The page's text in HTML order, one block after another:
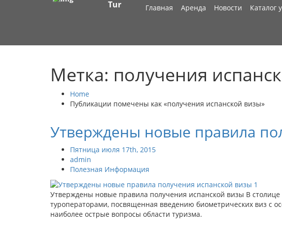
Tur
Главная Аренда Новости Каталог
Метка: получения
Home
Публикации помечены как «получения испанской визы»
Утверждены новые правила
Пятница июля 17th, 2015
admin
Полезная Информация
Утверждены новые правила получения испанской визы В столице
туроператорами, посвященная введению биометрических виз с
наиболее острые вопросы области туризма.